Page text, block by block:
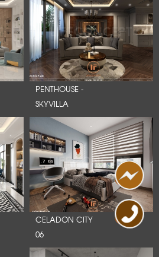
PENTHOUSE -
SKYVILLA
CELADON CITY
06